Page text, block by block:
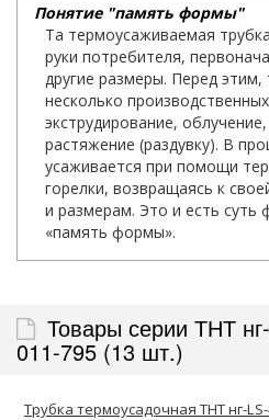
Понятие "память формы"
Та термоусаживаемая
руки потребителя,
другие размеры. Перед
несколько
экструдирование,
растяжение (раздувку). В
усаживается при помощи
горелки, возвращаясь к
и размерам. Это и есть суть
«память формы».
Товары серии ТНТ
011-795 (13 шт.)
Трубка термоусадочная ТНТ нг-